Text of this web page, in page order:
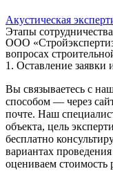
Акустическая
Этапы сотрудничества
ООО
вопросах
1. Оставление заявки
Вы связываетесь с
способом — через
почте. Наш
объекта, цель
бесплатно
вариантах
оцениваем стоимость